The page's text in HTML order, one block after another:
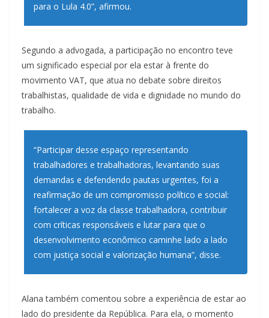
para o Lula 4.0”, afirmou.
Segundo a advogada, a participação no encontro teve
um significado especial por ela estar à frente do
movimento VAT, que atua no debate sobre direitos
trabalhistas, qualidade de vida e dignidade no mundo do
trabalho.
“Participar desse espaço representando
trabalhadores e trabalhadoras, levantando suas
demandas e defendendo pautas urgentes, foi a
reafirmação de um compromisso político e social:
fortalecer a voz da classe trabalhadora, contribuir
com críticas responsáveis e lutar para que o
desenvolvimento econômico caminhe lado a lado
com justiça social e valorização humana”, disse.
Alana também comentou sobre a experiência de estar ao
lado do presidente da República. Para ela, o momento